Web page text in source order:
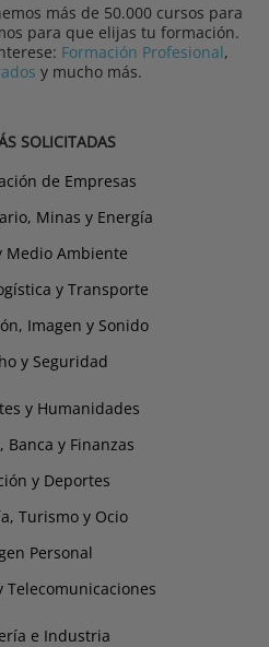
más de 50.000 cursos para
para que elijas tu formación.
Formación Profesional,
y mucho más.
SOLICITADAS
de Empresas
Minas y Energía
Medio Ambiente
y Transporte
Imagen y Sonido
y Seguridad
y Humanidades
Banca y Finanzas
y Deportes
Turismo y Ocio
Personal
Telecomunicaciones
e Industria